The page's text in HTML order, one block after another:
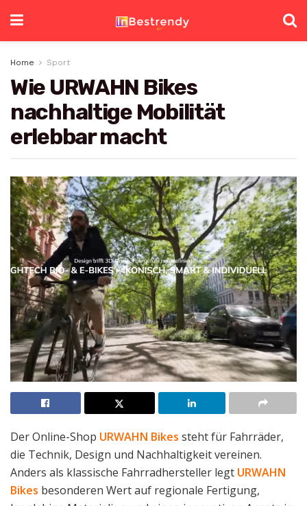
Home Sport
Wie URWAHN Bikes
nachhaltige Mobilität
erlebbar macht
Der Online-Shop URWAHN Bikes steht für Fahrräder,
die Technik, Design und Nachhaltigkeit vereinen.
Anders als klassische Fahrradhersteller legt URWAHN
Bikes besonderen Wert auf regionale Fertigung,